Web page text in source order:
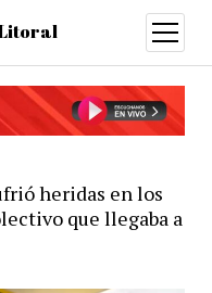
open
menu
heridas en los
que llegaba a